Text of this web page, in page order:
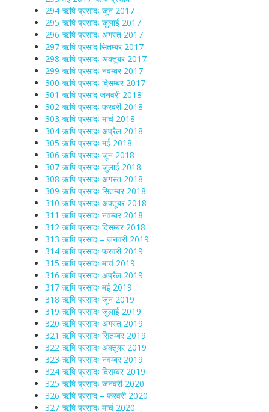
294 ऋषि प्रसादः जून 2017
295 ऋषि प्रसादः जुलाई 2017
296 ऋषि प्रसादः अगस्त 2017
297 ऋषि प्रसाद सितम्बर 2017
298 ऋषि प्रसादः अक्तूबर 2017
299 ऋषि प्रसादः नवम्बर 2017
300 ऋषि प्रसादः दिसम्बर 2017
301 ऋषि प्रसाद जनवरी 2018
302 ऋषि प्रसादः फरवरी 2018
303 ऋषि प्रसादः मार्च 2018
304 ऋषि प्रसादः अप्रैल 2018
305 ऋषि प्रसादः मई 2018
306 ऋषि प्रसादः जून 2018
307 ऋषि प्रसादः जुलाई 2018
308 ऋषि प्रसादः अगस्त 2018
309 ऋषि प्रसादः सितम्बर 2018
310 ऋषि प्रसादः अक्तूबर 2018
311 ऋषि प्रसादः नवम्बर 2018
312 ऋषि प्रसादः दिसम्बर 2018
313 ऋषि प्रसाद – जनवरी 2019
314 ऋषि प्रसादः फरवरी 2019
315 ऋषि प्रसादः मार्च 2019
316 ऋषि प्रसादः अप्रैल 2019
317 ऋषि प्रसादः मई 2019
318 ऋषि प्रसादः जून 2019
319 ऋषि प्रसादः जुलाई 2019
320 ऋषि प्रसादः अगस्त 2019
321 ऋषि प्रसादः सितम्बर 2019
322 ऋषि प्रसादः अक्तूबर 2019
323 ऋषि प्रसादः नवम्बर 2019
324 ऋषि प्रसादः दिसम्बर 2019
325 ऋषि प्रसादः जनवरी 2020
326 ऋषि प्रसाद – फरवरी 2020
327 ऋषि प्रसादः मार्च 2020